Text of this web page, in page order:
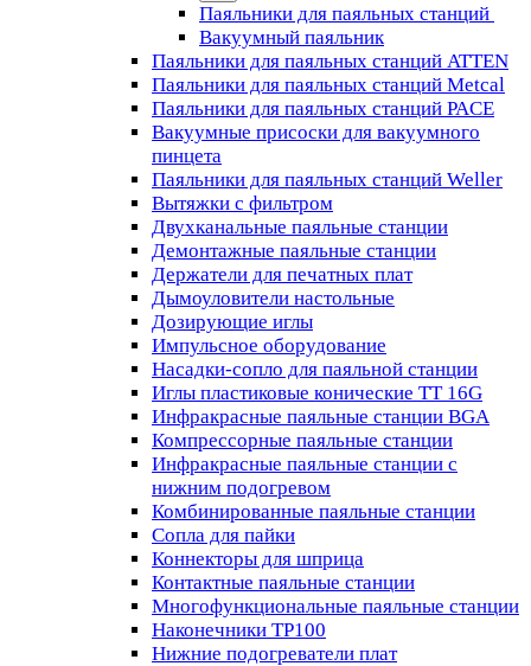
Паяльники для паяльных станций
Вакуумный паяльник
Паяльники для паяльных станций ATTEN
Паяльники для паяльных станций Metcal
Паяльники для паяльных станций PACE
Вакуумные присоски для вакуумного
пинцета
Паяльники для паяльных станций Weller
Вытяжки с фильтром
Двухканальные паяльные станции
Демонтажные паяльные станции
Держатели для печатных плат
Дымоуловители настольные
Дозирующие иглы
Импульсное оборудование
Насадки-сопло для паяльной станции
Иглы пластиковые конические TT 16G
Инфракрасные паяльные станции BGA
Компрессорные паяльные станции
Инфракрасные паяльные станции с
нижним подогревом
Комбинированные паяльные станции
Сопла для пайки
Коннекторы для шприца
Контактные паяльные станции
Многофункциональные паяльные станции
Наконечники TP100
Нижние подогреватели плат